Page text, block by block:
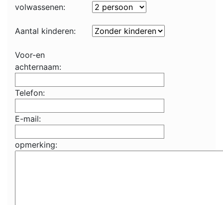
volwassenen:
Aantal kinderen:
Voor-en
achternaam:
Telefon:
E-mail:
opmerking: